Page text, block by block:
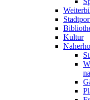
Kultur